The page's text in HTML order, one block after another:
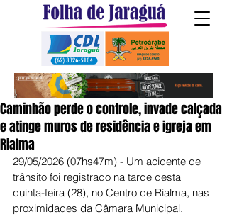
Caminhão perde o controle, invade calçada
e atinge muros de residência e igreja em
Rialma
29/05/2026 (07hs47m) - Um acidente de
trânsito foi registrado na tarde desta
quinta-feira (28), no Centro de Rialma, nas
proximidades da Câmara Municipal.